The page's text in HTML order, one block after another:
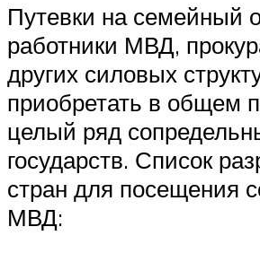
Путевки на семейный
работники МВД,
других силовых
приобретать в общем
целый ряд
государств. Список
стран для посещения
МВД: